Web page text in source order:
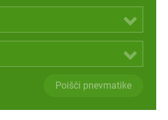
Poišči pnevmatike